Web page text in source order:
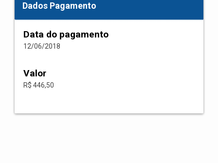
Dados Pagamento
Data do pagamento
12/06/2018
Valor
R$ 446,50